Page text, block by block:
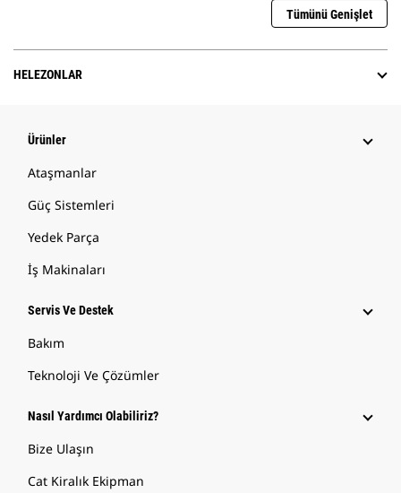
Tümünü Genişlet
HELEZONLAR
Ürünler
Ataşmanlar
Güç Sistemleri
Yedek Parça
İş Makinaları
Servis Ve Destek
Bakım
Teknoloji Ve Çözümler
Nasıl Yardımcı Olabiliriz?
Bize Ulaşın
Cat Kiralık Ekipman